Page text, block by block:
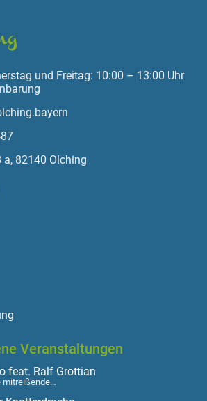
und Freitag: 10:00 – 13:00 Uhr
82140 Olching
Veranstaltungen
feat. Ralf Grottian
mitreißende…